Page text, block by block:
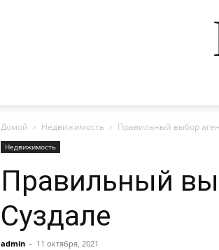
Домой Недвижимость Правильный выбор
Недвижимость
Правильный
Суздале
admin - 11 октября, 2021